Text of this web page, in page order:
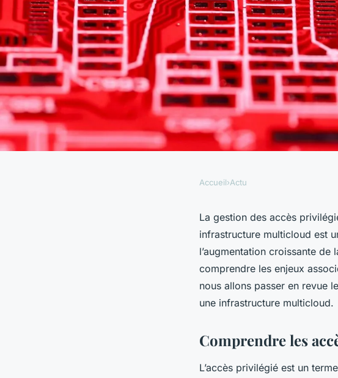
Quels sont les défis de
accès privilégiés dans
infrastructure
Accueil›Actu
La gestion des accès
infrastructure multicloud est
l’augmentation croissante
comprendre les enjeux
nous allons passer en revue
une infrastructure multicloud.
Comprendre les
L’accès privilégié est un